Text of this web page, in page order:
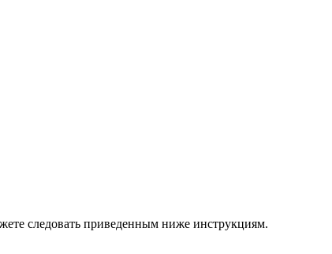
следовать приведенным ниже инструкциям.